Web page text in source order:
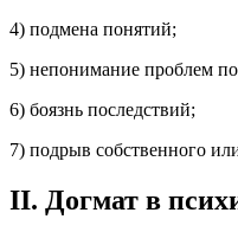
4) подмена понятий;
5) непонимание проблем
6) боязнь последствий;
7) подрыв собственного
II. Догмат в